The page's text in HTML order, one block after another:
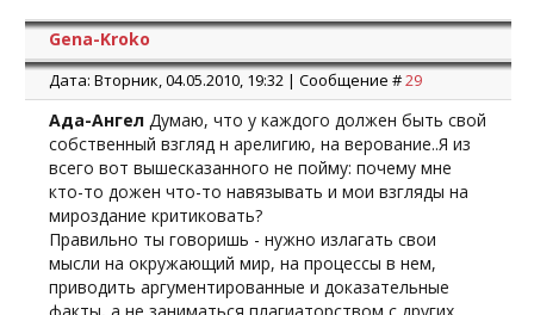
Gena-Kroko
Дата: Вторник, 04.05.2010, 19:32 | Сообщение #29
Ада-Ангел Думаю, что у каждого должен быть свой
собственный взгляд н арелигию, на верование..Я из
всего вот вышесказанного не пойму: почему мне
кто-то дожен что-то навязывать и мои взгляды на
мироздание критиковать?
Правильно ты говоришь - нужно излагать свои
мысли на окружающий мир, на процессы в нем,
приводить аргументированные и доказательные